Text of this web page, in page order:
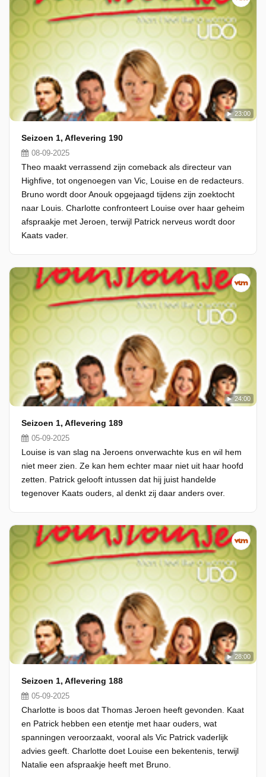
23:00
Seizoen 1, Aflevering 190
08-09-2025
Theo maakt verrassend zijn comeback als directeur van
Highfive, tot ongenoegen van Vic, Louise en de redacteurs.
Bruno wordt door Anouk opgejaagd tijdens zijn zoektocht
naar Louis. Charlotte confronteert Louise over haar geheim
afspraakje met Jeroen, terwijl Patrick nerveus wordt door
Kaats vader.
24:00
Seizoen 1, Aflevering 189
05-09-2025
Louise is van slag na Jeroens onverwachte kus en wil hem
niet meer zien. Ze kan hem echter maar niet uit haar hoofd
zetten. Patrick gelooft intussen dat hij juist handelde
tegenover Kaats ouders, al denkt zij daar anders over.
28:00
Seizoen 1, Aflevering 188
05-09-2025
Charlotte is boos dat Thomas Jeroen heeft gevonden. Kaat
en Patrick hebben een etentje met haar ouders, wat
spanningen veroorzaakt, vooral als Vic Patrick vaderlijk
advies geeft. Charlotte doet Louise een bekentenis, terwijl
Natalie een afspraakje heeft met Bruno.